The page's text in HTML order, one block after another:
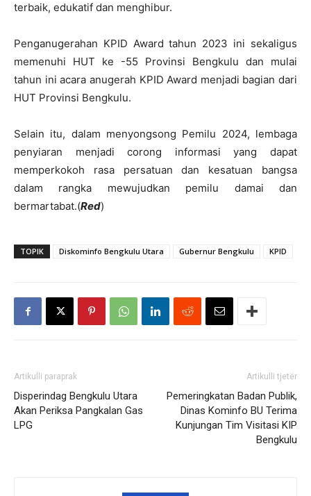
terbaik, edukatif dan menghibur.
Penganugerahan KPID Award tahun 2023 ini sekaligus
memenuhi HUT ke -55 Provinsi Bengkulu dan mulai
tahun ini acara anugerah KPID Award menjadi bagian dari
HUT Provinsi Bengkulu.
Selain itu, dalam menyongsong Pemilu 2024, lembaga
penyiaran menjadi corong informasi yang dapat
memperkokoh rasa persatuan dan kesatuan bangsa
dalam rangka mewujudkan pemilu damai dan
bermartabat.(Red)
TOPIK Diskominfo Bengkulu Utara Gubernur Bengkulu KPID
Artikulli paraprak
Disperindag Bengkulu Utara
Akan Periksa Pangkalan Gas
LPG
Artikulli tjetër
Pemeringkatan Badan Publik,
Dinas Kominfo BU Terima
Kunjungan Tim Visitasi KIP
Bengkulu